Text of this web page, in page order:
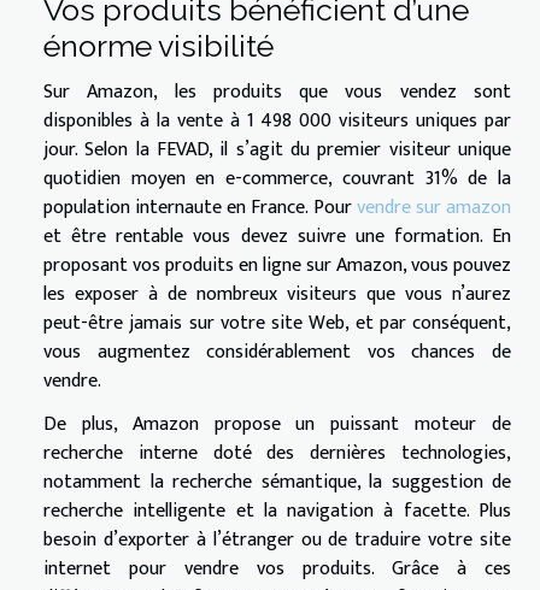
Vos produits bénéficient d’une
énorme visibilité
Sur Amazon, les produits que vous vendez sont
disponibles à la vente à 1 498 000 visiteurs uniques par
jour. Selon la FEVAD, il s’agit du premier visiteur unique
quotidien moyen en e-commerce, couvrant 31% de la
population internaute en France. Pourvendre sur amazon
et être rentable vous devez suivre une formation. En
proposant vos produits en ligne sur Amazon, vous pouvez
les exposer à de nombreux visiteurs que vous n’aurez
peut-être jamais sur votre site Web, et par conséquent,
vous augmentez considérablement vos chances de
vendre.
De plus, Amazon propose un puissant moteur de
recherche interne doté des dernières technologies,
notamment la recherche sémantique, la suggestion de
recherche intelligente et la navigation à facette. Plus
besoin d’exporter à l’étranger ou de traduire votre site
internet pour vendre vos produits. Grâce à ces